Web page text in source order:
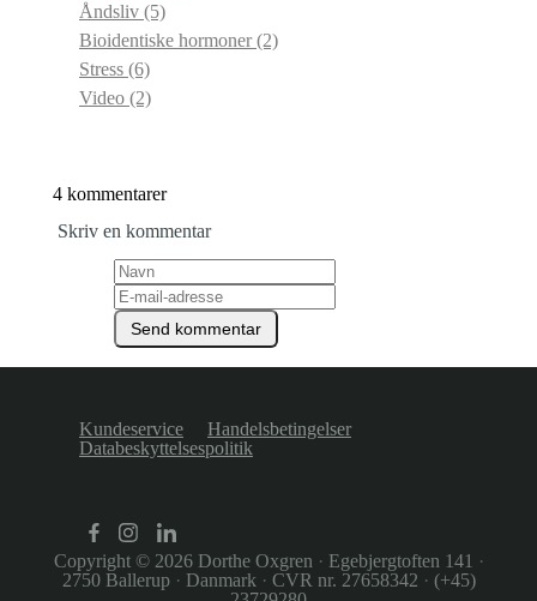
Åndsliv (5)
Bioidentiske hormoner(2)
Stress (6)
Video (2)
4 kommentarer
Skriv en kommentar
Kundeservice
Handelsbetingelser
Databeskyttelsespolitik
Copyright © 2026 Dorthe Oxgren · Egebjergtoften 141 ·
2750 Ballerup · Danmark · CVR nr. 27658342 · (+45)